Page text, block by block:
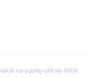
na-yubilej-shkoly-0004